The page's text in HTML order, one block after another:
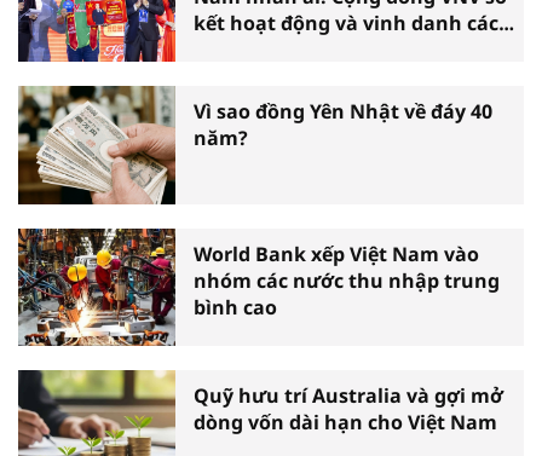
kết hoạt động và vinh danh các
Vì sao đồng Yên Nhật về đáy 40
năm?
World Bank xếp Việt Nam vào
nhóm các nước thu nhập trung
bình cao
Quỹ hưu trí Australia và gợi mở
dòng vốn dài hạn cho Việt Nam